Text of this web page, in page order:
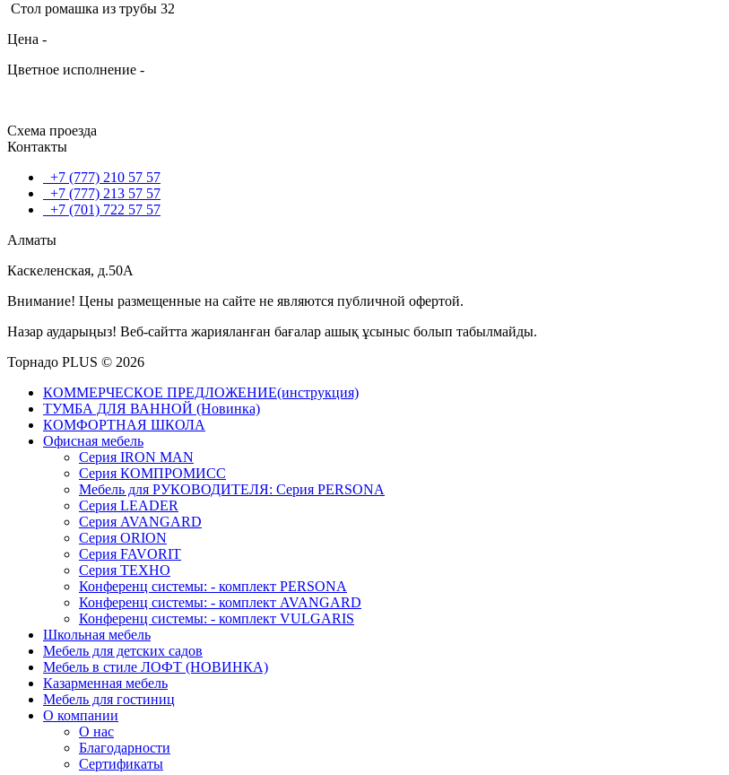
Стол ромашка из трубы 32
Цена -
Цветное исполнение -
Схема проезда
Контакты
+7 (777) 210 57 57
+7 (777) 213 57 57
+7 (701) 722 57 57
Алматы
Каскеленская, д.50А
Внимание! Цены размещенные на сайте не являются публичной офертой.
Назар аударыңыз! Веб-сайтта жарияланған бағалар ашық ұсыныс болып табылмайды.
Торнадо PLUS © 2026
КОММЕРЧЕСКОЕ ПРЕДЛОЖЕНИЕ(инструкция)
ТУМБА ДЛЯ ВАННОЙ (Новинка)
КОМФОРТНАЯ ШКОЛА
Офисная мебель
Серия IRON MAN
Серия КОМПРОМИСС
Мебель для РУКОВОДИТЕЛЯ: Серия PERSONA
Серия LEADER
Серия AVANGARD
Серия ORION
Серия FAVORIT
Серия ТЕХНО
Конференц системы: - комплект PERSONA
Конференц системы: - комплект AVANGARD
Конференц системы: - комплект VULGARIS
Школьная мебель
Мебель для детских садов
Мебель в стиле ЛОФТ (НОВИНКА)
Казарменная мебель
Мебель для гостиниц
О компании
О нас
Благодарности
Сертификаты